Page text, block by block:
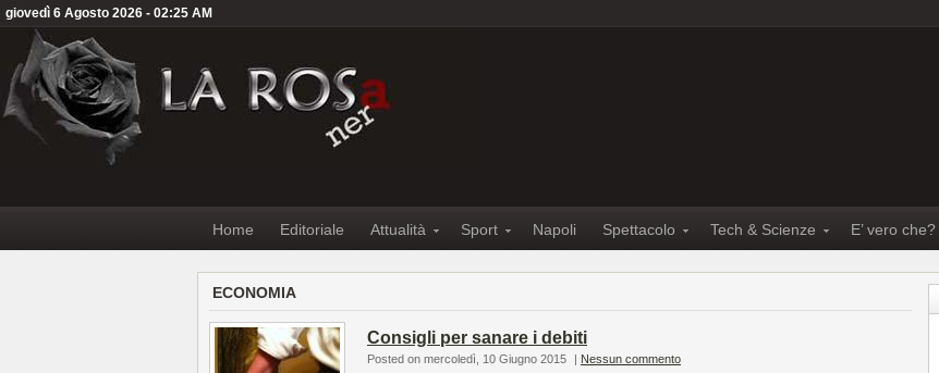
giovedì 6 Agosto 2026 - 02:25 AM
Home Editoriale Attualità Sport Napoli Spettacolo Tech & Scienze E’ vero che?
ECONOMIA
Consigli per sanare i debiti
Posted on mercoledì, 10 Giugno 2015 | Nessun commento